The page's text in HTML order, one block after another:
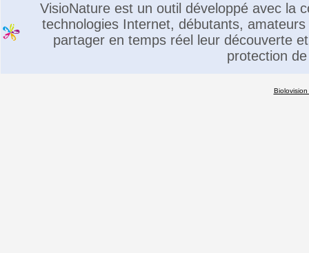
VisioNature est un outil développé avec la
technologies Internet, débutants,
partager en temps réel leur découverte
protection
Biolovision